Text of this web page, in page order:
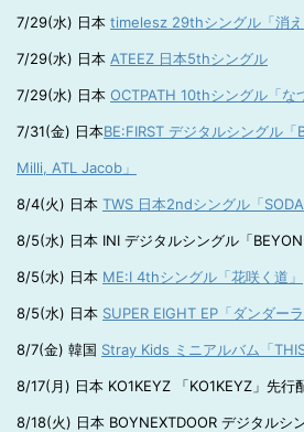
7/29(水) 日本 timelesz 29thシングル「消え
7/29(水) 日本 ATEEZ 日本5thシングル
7/29(水) 日本 OCTPATH 10thシングル「な
7/31(金) 日本BE:FIRST デジタルシングル
Milli, ATL Jacob」
8/4(火) 日本 TWS 日本2ndシングル「SODA
8/5(水) 日本 INI デジタルシングル「
8/5(水) 日本 ME:I 4thシングル「花咲く道」
8/5(水) 日本 SUPER EIGHT EP「ダンダーラ
8/7(金) 韓国 Stray Kids ミニアルバム「
8/17(月) 日本 KO1KEYZ 「KO1KEYZ」先行
8/18(火) 日本 BOYNEXTDOOR デジタルシ